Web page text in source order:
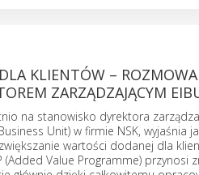
KLIENTÓW –
ZARZĄDZAJĄCYM
na stanowisko dyrektora
Unit) w firmie NSK, wyjaśnia
wartości dodanej dla
Value Programme) przynosi